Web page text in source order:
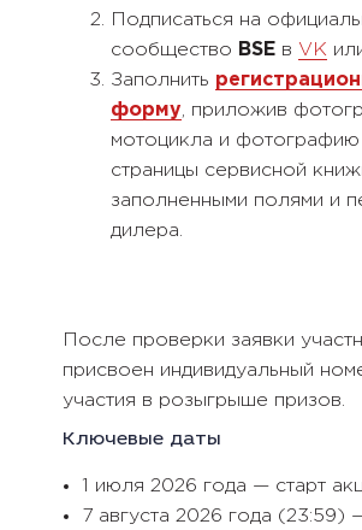
Подписаться на
сообщество BSEв VK
Заполнить
форму , приложив
мотоцикла и
страницы сервисной
заполненными полями и
дилера.
После проверки заявки
присвоен индивидуальный
участия в розыгрыше призов.
Ключевые даты
1 июля 2026 года — старт
7 августа 2026 года (23:59)